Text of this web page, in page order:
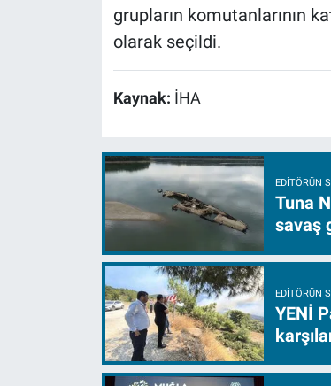
grupların komutanlarının
olarak seçildi.
Kaynak: İHA
EDITÖRÜN
Tuna
savaş
EDITÖRÜN
YENİ